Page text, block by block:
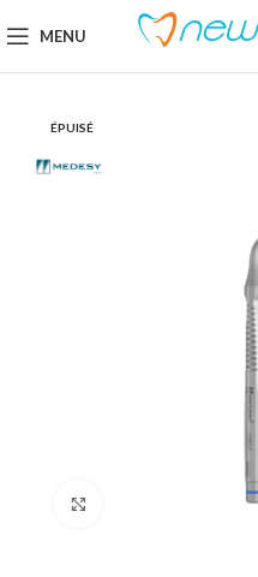
MENU
ÉPUISÉ
Cliquez pour agrandir